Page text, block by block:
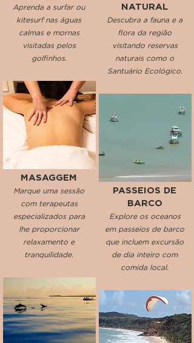
Aprenda a surfar ou
kitesurf nas águas
calmas e mornas
visitadas pelos
golfinhos.
MASAGGEM
Marque uma sessão
com terapeutas
especializados para
lhe proporcionar
relaxamento e
tranquilidade.
NATURAL
Descubra a fauna e a
flora da região
visitando reservas
naturais como o
Santuário Ecológico.
PASSEIOS DE
BARCO
Explore os oceanos
em passeios de barco
que incluem excursão
de dia inteiro com
comida local.